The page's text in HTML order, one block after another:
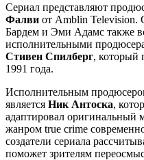
Сериал представляют
Фалви от Amblin Television.
Бардем и Эми Адамс также
исполнительными
Стивен Спилберг, который
1991 года.
Исполнительным
является Ник Антоска,
адаптировал оригинальный
жанром true crime
создатели сериала
поможет зрителям